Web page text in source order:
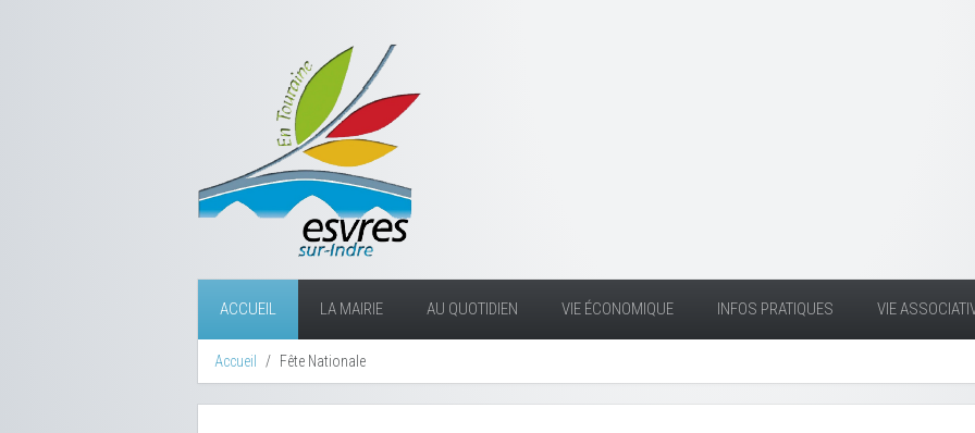
ACCUEIL LA MAIRIE AU QUOTIDIEN VIE ÉCONOMIQUE INFOS PRATIQUES VIE
Accueil Fête Nationale